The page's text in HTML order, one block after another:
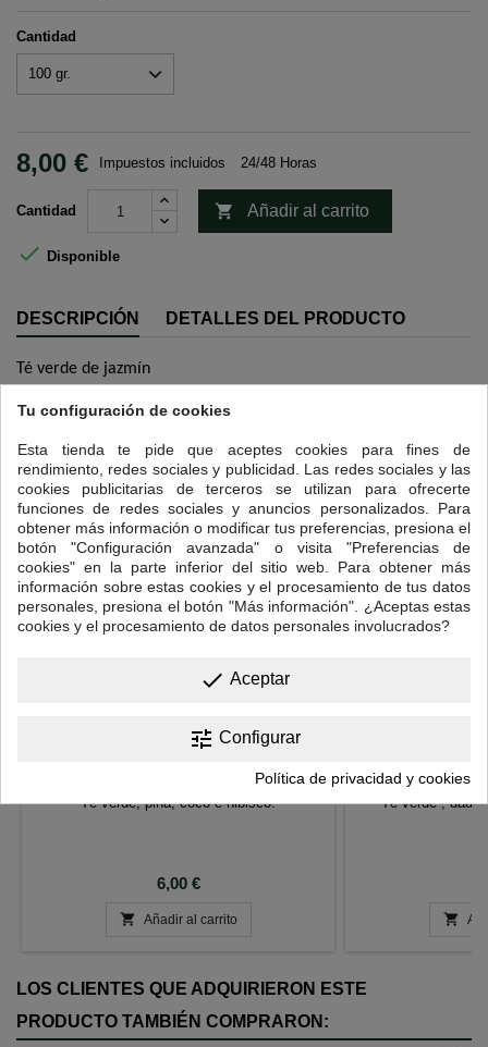
Cantidad
8,00 € Impuestos incluidos 24/48 Horas
Cantidad  Añadir al carrito
 Disponible
DESCRIPCIÓN DETALLES DEL PRODUCTO
Té verde de jazmín
16 OTROS PRODUCTOS EN LA MISMA CATEGORÍA:
>
<
Té verde, piña, coco e hibisco.
Precio
6,00 €
 Añadir al carrito
Té verde ,

LOS CLIENTES QUE ADQUIRIERON ESTE
PRODUCTO TAMBIÉN COMPRARON:
Tu configuración de cookies
Esta tienda te pide que aceptes cookies para fines de
rendimiento, redes sociales y publicidad. Las redes sociales y las
cookies publicitarias de terceros se utilizan para ofrecerte
funciones de redes sociales y anuncios personalizados. Para
obtener más información o modificar tus preferencias, presiona el
botón "Configuración avanzada" o visita "Preferencias de
cookies" en la parte inferior del sitio web. Para obtener más
información sobre estas cookies y el procesamiento de tus datos
personales, presiona el botón "Más información". ¿Aceptas estas
cookies y el procesamiento de datos personales involucrados?
done Aceptar
tune Configurar
Política de privacidad y cookies